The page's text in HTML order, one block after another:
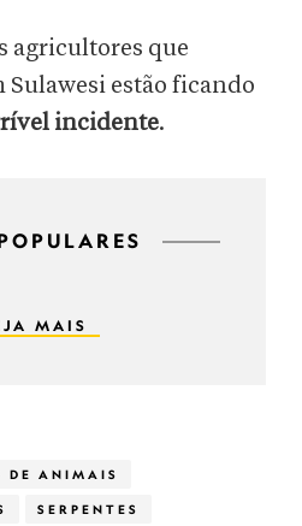
agricultores que
estão ficando
incidente.
MAIS
DE ANIMAIS
SERPENTES